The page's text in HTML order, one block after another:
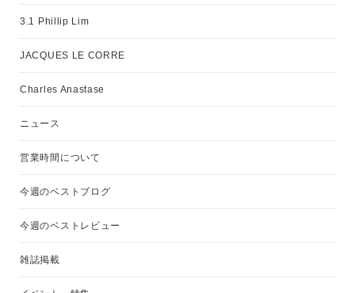
3.1 Phillip Lim
JACQUES LE CORRE
Charles Anastase
ニュース
営業時間について
今週のベストブログ
今週のベストレビュー
雑誌掲載